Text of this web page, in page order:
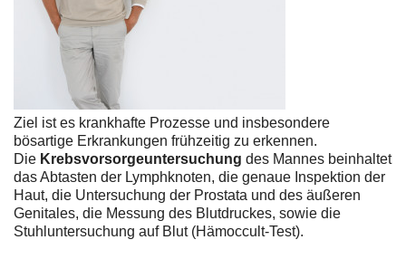
Ziel ist es krankhafte Prozesse und insbesondere
bösartige Erkrankungen frühzeitig zu erkennen.
Die Krebsvorsorgeuntersuchung des Mannes beinhaltet
das Abtasten der Lymphknoten, die genaue Inspektion der
Haut, die Untersuchung der Prostata und des äußeren
Genitales, die Messung des Blutdruckes, sowie die
Stuhluntersuchung auf Blut (Hämoccult-Test).